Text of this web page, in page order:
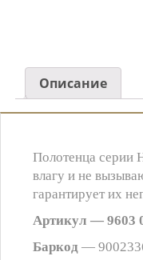
Описание
Полотенца серии
влагу и не
гарантирует их
Артикул — 9603
Баркод —